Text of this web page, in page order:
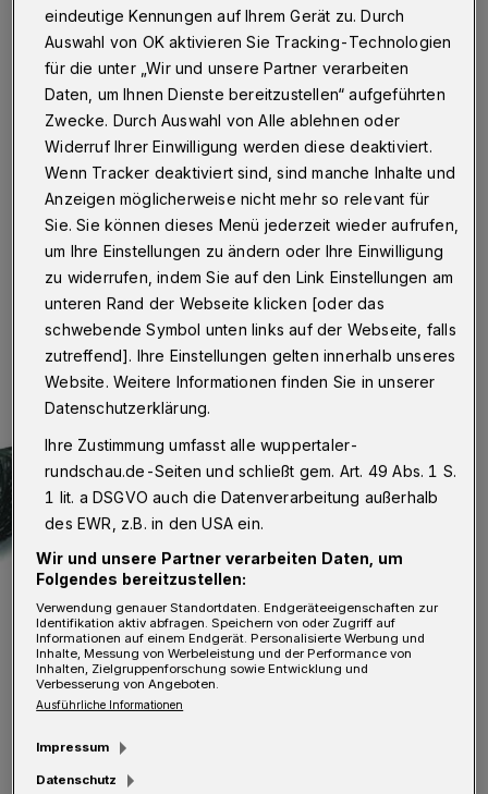
Wuppertal·Noch bis Ende Mai können sich Künstler
für die nächste Großausstellung "City-ART-Kaden",
die vom 20. Oktober bis 6. November in den City-
Arkaden läuft, bewerben.
30.05.2016 , 11:30 Uhr Eine Minute Lesezeit
Das Logo zur Veranstaltung.
Foto: City-Arkaden
eindeutige Kennungen auf Ihrem Gerät zu. Durch
Auswahl von OK aktivieren Sie Tracking-Technologien
für die unter „Wir und unsere Partner verarbeiten
Daten, um Ihnen Dienste bereitzustellen“ aufgeführten
Zwecke. Durch Auswahl von Alle ablehnen oder
Widerruf Ihrer Einwilligung werden diese deaktiviert.
Wenn Tracker deaktiviert sind, sind manche Inhalte und
Anzeigen möglicherweise nicht mehr so relevant für
Sie. Sie können dieses Menü jederzeit wieder aufrufen,
um Ihre Einstellungen zu ändern oder Ihre Einwilligung
zu widerrufen, indem Sie auf den Link Einstellungen am
unteren Rand der Webseite klicken [oder das
schwebende Symbol unten links auf der Webseite, falls
zutreffend]. Ihre Einstellungen gelten innerhalb unseres
Website. Weitere Informationen finden Sie in unserer
Datenschutzerklärung.
Ihre Zustimmung umfasst alle wuppertaler-
rundschau.de-Seiten und schließt gem. Art. 49 Abs. 1 S.
1 lit. a DSGVO auch die Datenverarbeitung außerhalb
des EWR, z.B. in den USA ein.
Wir und unsere Partner verarbeiten Daten, um
Folgendes bereitzustellen:
Verwendung genauer Standortdaten. Endgeräteeigenschaften zur
Identifikation aktiv abfragen. Speichern von oder Zugriff auf
Informationen auf einem Endgerät. Personalisierte Werbung und
Inhalte, Messung von Werbeleistung und der Performance von
Inhalten, Zielgruppenforschung sowie Entwicklung und
Verbesserung von Angeboten.
Ausführliche Informationen
Impressum
Datenschutz